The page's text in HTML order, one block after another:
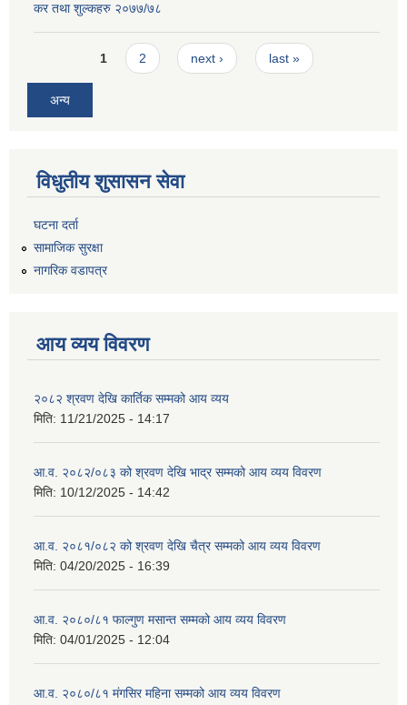
कर तथा शुल्कहरु २०७७/७८
Pages1 2 next › last »
अन्य
विधुतीय शुसासन सेवा
घटना दर्ता
सामाजिक सुरक्षा
नागरिक वडापत्र
आय व्यय विवरण
२०८२ श्रवण देखि कार्तिक सम्मको आय व्यय
मिति: 11/21/2025 - 14:17
आ.व. २०८२/०८३ को श्रवण देखि भाद्र सम्मको आय व्यय विवरण
मिति: 10/12/2025 - 14:42
आ.व. २०८१/०८२ को श्रवण देखि चैत्र सम्मको आय व्यय विवरण
मिति: 04/20/2025 - 16:39
आ.व. २०८०/८१ फाल्गुण मसान्त सम्मको आय व्यय विवरण
मिति: 04/01/2025 - 12:04
आ.व. २०८०/८१ मंगसिर महिना सम्मको आय व्यय विवरण